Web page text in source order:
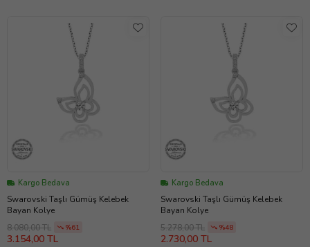
Kargo Bedava
Swarovski Taşlı Gümüş Kelebek
Bayan Kolye
8.080,00 TL
%61
3.154,00 TL
Kargo Bedava
Swarovski Taşlı Gümüş Kelebek
Bayan Kolye
5.278,00 TL
%48
2.730,00 TL